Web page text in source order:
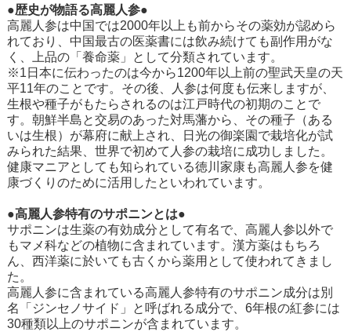
●歴史が物語る高麗人参●
高麗人参は中国では2000年以上も前からその薬効が認めら
れており、中国最古の医薬書には飲み続けても副作用がな
く、上品の「養命薬」として分類されています。
※1日本に伝わったのは今から1200年以上前の聖武天皇の天
平11年のことです。その後、人参は何度も伝来しますが、
生根や種子がもたらされるのは江戸時代の初期のことで
す。朝鮮半島と交易のあった対馬藩から、その種子（ある
いは生根）が幕府に献上され、日光の御楽園で栽培化が試
みられた結果、世界で初めて人参の栽培に成功しました。
健康マニアとしても知られている徳川家康も高麗人参を健
康づくりのために活用したといわれています。
●高麗人参特有のサポニンとは●
サポニンは生薬の有効成分として有名で、高麗人参以外で
もマメ科などの植物に含まれています。漢方薬はもちろ
ん、西洋薬に於いても古くから薬用として使われてきまし
た。
高麗人参に含まれている高麗人参特有のサポニン成分は別
名「ジンセノサイド」と呼ばれる成分で、6年根の紅参には
30種類以上のサポニンが含まれています。